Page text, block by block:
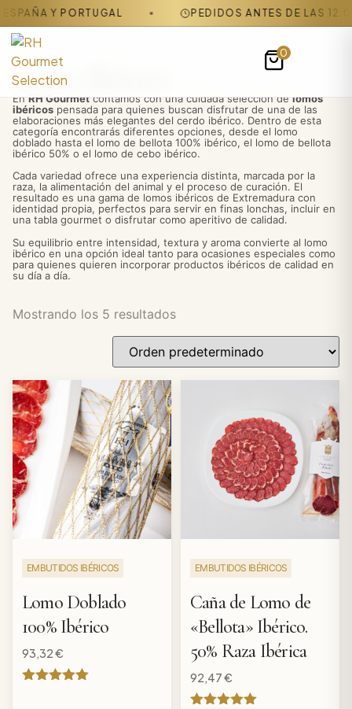
0
Y PORTUGAL PEDIDOS ANTES DE LAS 12:00 H
Lomo Ibérico
En RH Gourmet contamos con una cuidada selección de lomos
ibéricos pensada para quienes buscan disfrutar de una de las
elaboraciones más elegantes del cerdo ibérico. Dentro de esta
categoría encontrarás diferentes opciones, desde el lomo
doblado hasta el lomo de bellota 100% ibérico, el lomo de bellota
ibérico 50% o el lomo de cebo ibérico.
Cada variedad ofrece una experiencia distinta, marcada por la
raza, la alimentación del animal y el proceso de curación. El
resultado es una gama de lomos ibéricos de Extremadura con
identidad propia, perfectos para servir en finas lonchas, incluir en
una tabla gourmet o disfrutar como aperitivo de calidad.
Su equilibrio entre intensidad, textura y aroma convierte al lomo
ibérico en una opción ideal tanto para ocasiones especiales como
para quienes quieren incorporar productos ibéricos de calidad en
su día a día.
Mostrando los 5 resultados
EMBUTIDOS IBÉRICOS
Lomo Doblado
100% Ibérico
93,32€
EMBUTIDOS IBÉRICOS
Caña de Lomo de
«Bellota» Ibérico.
50% Raza Ibérica
92,47€